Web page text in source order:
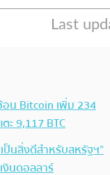
น Bitcoin เพิ่ม 234
ะ 9,117 BTC
ป็นสิ่งดีสำหรับสหรัฐฯ”
งินดอลลาร์